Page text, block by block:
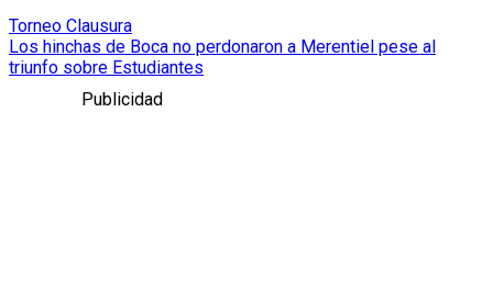
Torneo Clausura
Los hinchas de Boca no perdonaron a Merentiel pese al
triunfo sobre Estudiantes
Publicidad